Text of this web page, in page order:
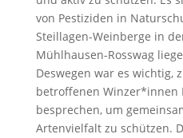
von Pestiziden in
Steillagen-Weinberge in
Mühlhausen-Rosswag
Deswegen war es wichtig,
betroffenen Winzer*innen
besprechen, um
Artenvielfalt zu schützen.